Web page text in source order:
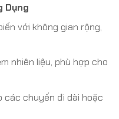
Dụng
với không gian rộng,
nhiên liệu, phù hợp cho
các chuyến đi dài hoặc